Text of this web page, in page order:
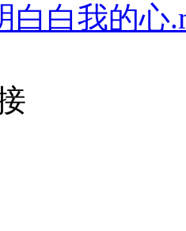
白白我的心